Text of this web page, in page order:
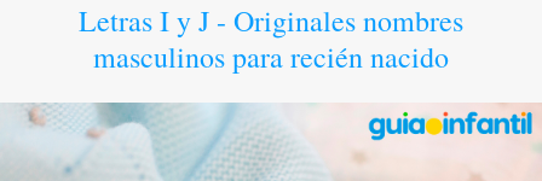
Letras I y J - Originales nombres
masculinos para recién nacido